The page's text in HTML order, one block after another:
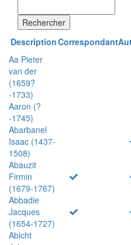
Rechercher
DescriptionCorrespondant
Aa Pieter
van der
(1659?
-1733)
Aaron (?
-1745)
Abarbanel
Isaac (1437-
1508)
Abauzit
Firmin
(1679-1767)
Abbadie
Jacques
(1654-1727)
Abicht